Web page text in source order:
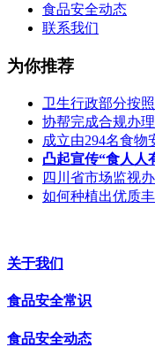
食品安全动态
联系我们
为你推荐
卫生行政部分按
协帮完成合规办
成立由294名食物
凸起宣传“食人人
四川省市场监视
如何种植出优质
关于我们
食品安全常识
食品安全动态